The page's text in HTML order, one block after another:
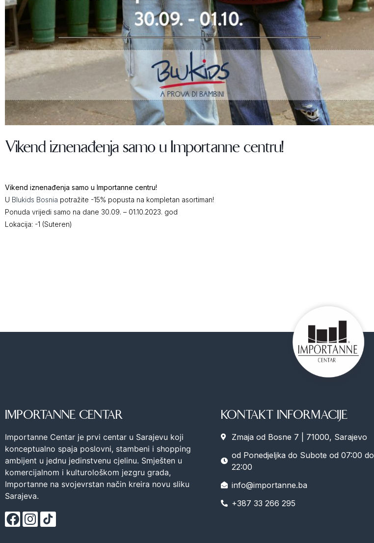
Vikend iznenađenja samo u Importanne centru!
Vikend iznenađenja samo u Importanne centru!
U Blukids Bosnia potražite -15% popusta na kompletan asortiman!
Ponuda vrijedi samo na dane 30.09. – 01.10.2023. god
Lokacija: -1 (Suteren)
IMPORTANNE CENTAR
Importanne Centar je prvi centar u Sarajevu koji
konceptualno spaja poslovni, stambeni i shopping
ambijent u jednu jedinstvenu cjelinu. Smješten u
komercijalnom i kulturološkom jezgru grada,
Importanne na svojevrstan način kreira novu sliku
Sarajeva.
KONTAKT INFORMACIJE
Zmaja od Bosne 7 | 71000, Sarajevo
od Ponedjeljka do Subote od 07:00 do
22:00
info@importanne.ba
+387 33 266 295